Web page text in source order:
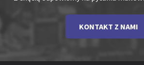
KONTAKT Z NAMI